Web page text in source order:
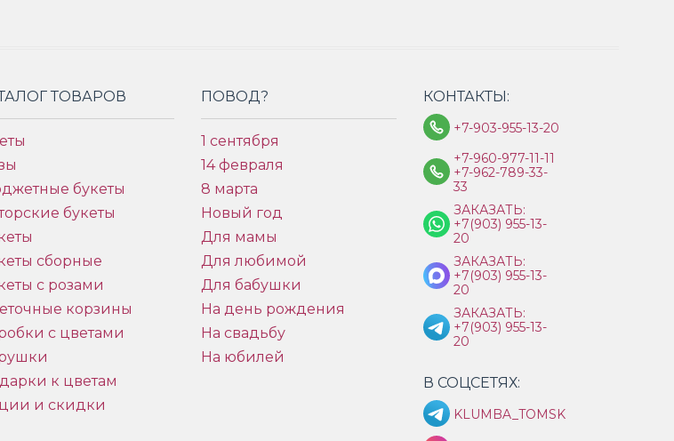
ТОВАРОВ
букеты
букеты
сборные
с розами
корзины
с цветами
к цветам
и скидки
ПОВОД?
1 сентября
14 февраля
8 марта
Новый год
Для мамы
Для любимой
Для бабушки
На день рождения
На свадьбу
На юбилей
КОНТАКТЫ:
+7-903-955-13-20
+7-960-977-11-11
+7-962-789-33-
33
ЗАКАЗАТЬ:
+7(903) 955-13-
20
ЗАКАЗАТЬ:
+7(903) 955-13-
20
ЗАКАЗАТЬ:
+7(903) 955-13-
20
В СОЦСЕТЯХ:
KLUMBA_TOMSK